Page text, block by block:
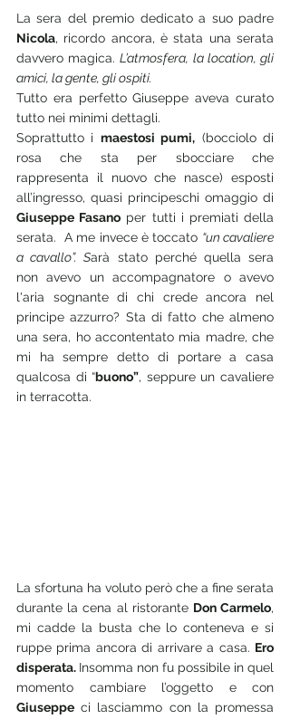
Nicola, ricordo ancora, è stata una serata
davvero magica. L’atmosfera, la location, gli
amici, la gente, gli ospiti.
Tutto era perfetto Giuseppe aveva curato
tutto nei minimi dettagli.
Soprattutto i maestosi pumi, (bocciolo di
rosa che sta per sbocciare che
rappresenta il nuovo che nasce) esposti
Giuseppe Fasano per tutti i premiati della
serata.  A me invece è toccato “un cavaliere
a cavallo”. Sarà stato perché quella sera
non avevo un accompagnatore o avevo
l'aria sognante di chi crede ancora nel
principe azzurro? Sta di fatto che almeno
una sera, ho accontentato mia madre, che
mi ha sempre detto di portare a casa
qualcosa di “buono”, seppure un cavaliere
in terracotta.
La sfortuna ha voluto però che a fine serata
durante la cena al ristorante Don Carmelo,
mi cadde la busta che lo conteneva e si
ruppe prima ancora di arrivare a casa. Ero
disperata. Insomma non fu possibile in quel
Giuseppe ci lasciammo con la promessa